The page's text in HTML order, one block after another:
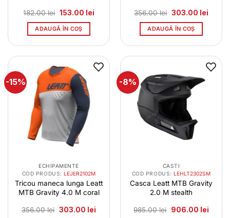
182.00lei Prețul
a
fost:
153.00 leiPrețul
ADAUGĂ ÎN COȘ
356.00lei Prețul
a
fost:
303.00 leiPrețul
ADAUGĂ ÎN COȘ
-15%
ECHIPAMENTE
COD PRODUS: LEJER2102M
Tricou maneca lunga Leatt
MTB Gravity 4.0 M coral
356.00lei Prețul
303.00 leiPrețul
-8%
CASTI
COD PRODUS: LEHLT2302SM
Casca Leatt MTB Gravity
2.0 M stealth
985.00lei Prețul
906.00 leiPrețul